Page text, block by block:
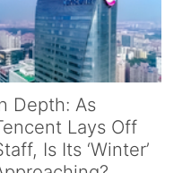
Depth: As
Lays Off
Is Its ‘Winter’